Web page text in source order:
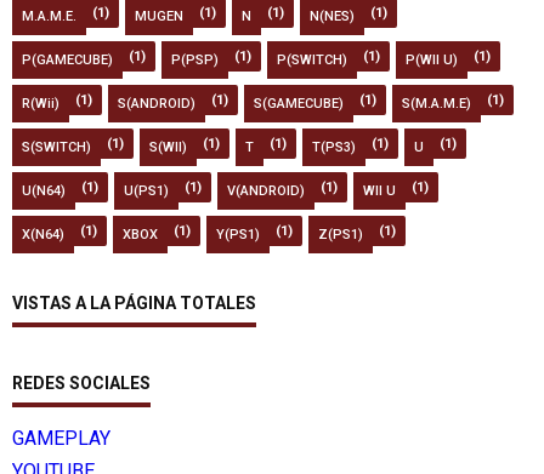
M.A.M.E. (1) MUGEN (1) N (1) N(NES) (1)
P(GAMECUBE) (1) P(PSP) (1) P(SWITCH) (1) P(WII U) (1)
R(Wii) (1) S(ANDROID) (1) S(GAMECUBE) (1) S(M.A.M.E) (1)
S(SWITCH) (1) S(WII) (1) T (1) T(PS3) (1) U (1)
U(N64) (1) U(PS1) (1) V(ANDROID) (1) WII U (1)
X(N64) (1) XBOX (1) Y(PS1) (1) Z(PS1) (1)
VISTAS A LA PÁGINA TOTALES
REDES SOCIALES
GAMEPLAY